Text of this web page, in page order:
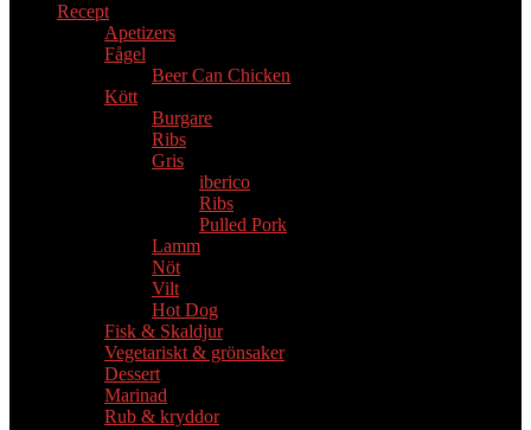
Recept
Apetizers
Fågel
Beer Can Chicken
Kött
Burgare
Ribs
Gris
iberico
Ribs
Pulled Pork
Lamm
Nöt
Vilt
Hot Dog
Fisk & Skaldjur
Vegetariskt & grönsaker
Dessert
Marinad
Rub & kryddor